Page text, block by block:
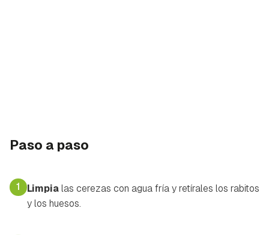
Paso a paso
1 Limpialas cerezas con agua fría y retírales los rabitos
y los huesos.